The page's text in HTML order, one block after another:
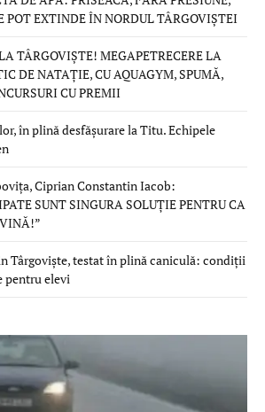
POT EXTINDE ÎN NORDUL TÂRGOVIȘTEI
TÂRGOVIȘTE! MEGAPETRECERE LA
DE NATAȚIE, CU AQUAGYM, SPUMĂ,
CU PREMII
în plină desfășurare la Titu. Echipele
Ciprian Constantin Iacob:
SUNT SINGURA SOLUȚIE PENTRU CA
Târgoviște, testat în plină caniculă: condiții
pentru elevi